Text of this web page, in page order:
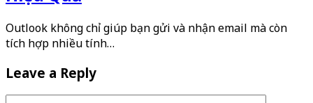
Outlook không chỉ giúp bạn gửi và nhận email mà còn
tích hợp nhiều tính…
Leave a Reply